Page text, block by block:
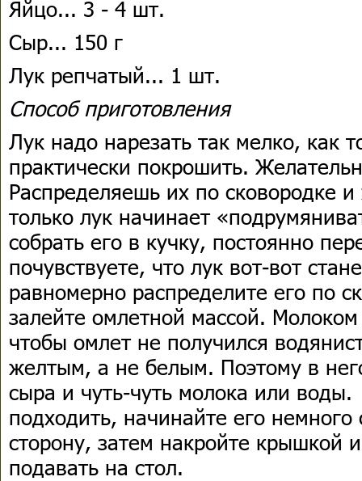
Яйцо... 3 - 4 шт.
Сыр... 150 г
Лук репчатый... 1 шт.
Способ приготовления
Лук надо нарезать так мелко, как
практически покрошить.
Распределяешь их по сковородке
только лук начинает
собрать его в кучку, постоянно
почувствуете, что лук вот-вот
равномерно распределите его по
залейте омлетной массой.
чтобы омлет не получился
желтым, а не белым. Поэтому в
сыра и чуть-чуть молока или
подходить, начинайте его немного
сторону, затем накройте крышкой
подавать на стол.